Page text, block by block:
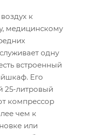
к
медицинскому
одну
встроенный
Его
25-литровый
компрессор
чем к
или